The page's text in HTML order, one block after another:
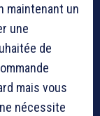
maintenant un
une
de
mais vous
nécessite